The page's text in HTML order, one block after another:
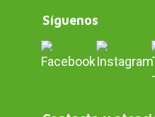
Síguenos